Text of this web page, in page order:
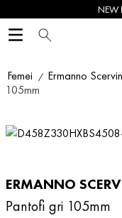
NEW
Femei Ermanno
105mm
ERMANNO
Pantofi gri 105mm